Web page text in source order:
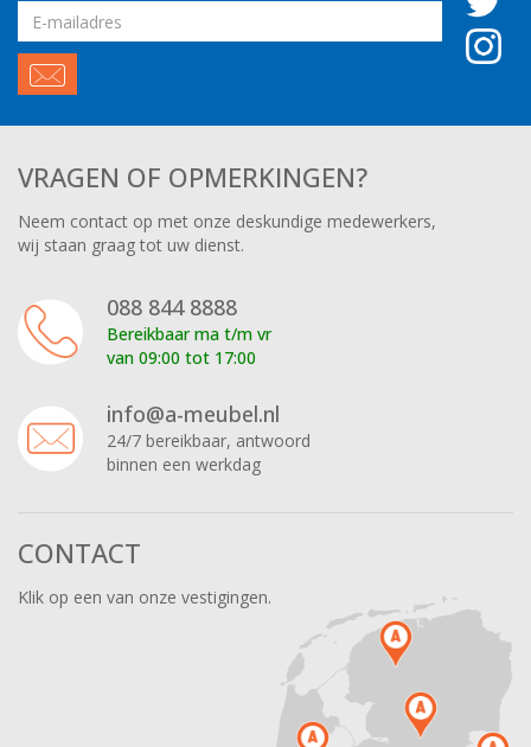
Email
adres
VRAGEN OF OPMERKINGEN?
Neem contact op met onze deskundige medewerkers,
wij staan graag tot uw dienst.
088 844 8888
Bereikbaar ma t/m vr
van 09:00 tot 17:00
info@a-meubel.nl
24/7 bereikbaar, antwoord
binnen een werkdag
CONTACT
Klik op een van onze vestigingen.